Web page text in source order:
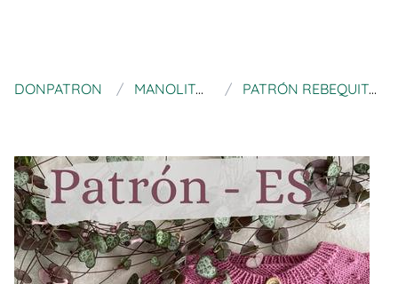
DONPATRON MANOLITASKNIT PATRÓN REBEQUITA JASMINE